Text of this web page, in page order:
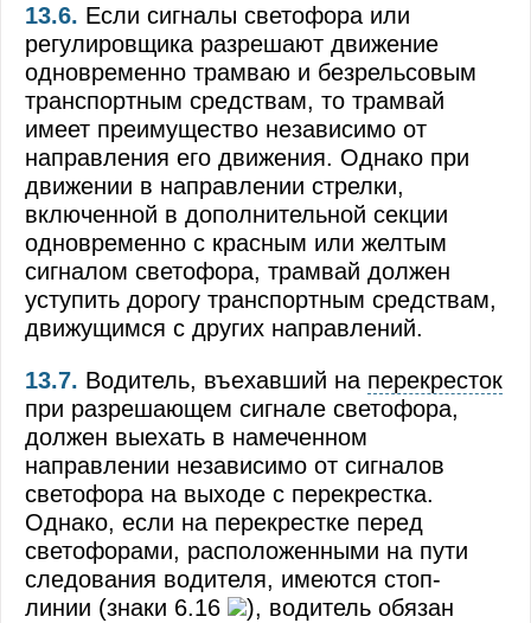
13.6. Если сигналы светофора или
регулировщика разрешают движение
одновременно трамваю и безрельсовым
транспортным средствам, то трамвай
имеет преимущество независимо от
направления его движения. Однако при
движении в направлении стрелки,
включенной в дополнительной секции
одновременно с красным или желтым
сигналом светофора, трамвай должен
уступить дорогу транспортным средствам,
движущимся с других направлений.
13.7. Водитель, въехавший на перекресток
при разрешающем сигнале светофора,
должен выехать в намеченном
направлении независимо от сигналов
светофора на выходе с перекрестка.
Однако, если на перекрестке перед
светофорами, расположенными на пути
следования водителя, имеются стоп-
линии (знаки 6.16
), водитель обязан